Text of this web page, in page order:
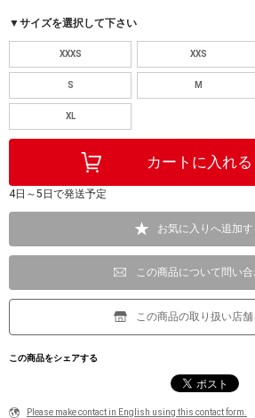
▼サイズを選択して下さい
XXXS XXS
S M
XL
4日～5日で発送予定
お気に入りへ追加す
この商品について問い
この商品の取り扱い店
この商品をシェアする
Please make contact in English using this contact form.